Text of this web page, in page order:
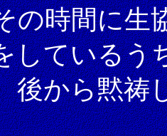
の時間に生
しているう
後から黙祷